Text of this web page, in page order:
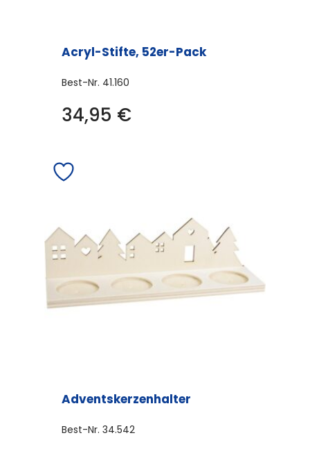
Acryl-Stifte, 52er-Pack
Best-Nr. 41.160
34,95 €
Adventskerzenhalter
Best-Nr. 34.542